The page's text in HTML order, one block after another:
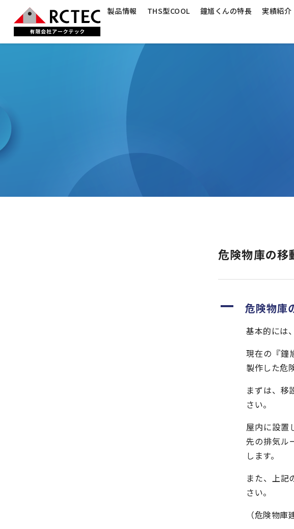
製品情報 THS型COOL 鐘馗くんの特長 実績紹介
危険物庫の移
A 危険物庫
基本的には
現在の『鐘
製作した危
まずは、移
さい。
屋内に設置
先の排気ル
します。
また、上記
さい。
（危険物